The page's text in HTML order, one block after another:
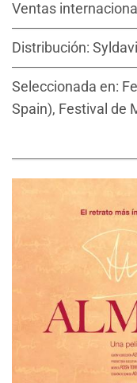
Ventas
Distribución:
Seleccionada en:
Spain), Festival de